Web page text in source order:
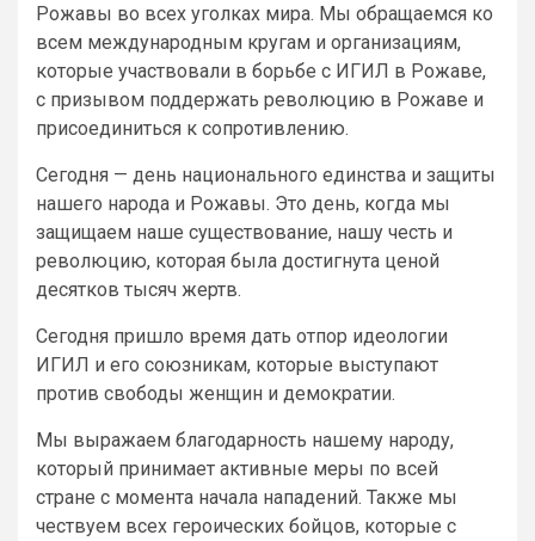
Рожавы во всех уголках мира. Мы обращаемся ко
всем международным кругам и организациям,
которые участвовали в борьбе с ИГИЛ в Рожаве,
с призывом поддержать революцию в Рожаве и
присоединиться к сопротивлению.
Сегодня — день национального единства и защиты
нашего народа и Рожавы. Это день, когда мы
защищаем наше существование, нашу честь и
революцию, которая была достигнута ценой
десятков тысяч жертв.
Сегодня пришло время дать отпор идеологии
ИГИЛ и его союзникам, которые выступают
против свободы женщин и демократии.
Мы выражаем благодарность нашему народу,
который принимает активные меры по всей
стране с момента начала нападений. Также мы
чествуем всех героических бойцов, которые с